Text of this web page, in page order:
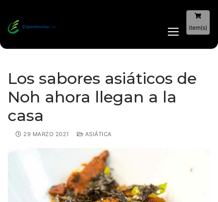
item(s)
Los sabores asiáticos de
Noh ahora llegan a la
casa
29 MARZO 2021 ASIÁTICA